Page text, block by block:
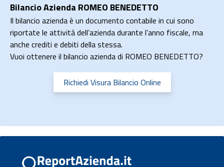
Bilancio Azienda ROMEO BENEDETTO
Il bilancio azienda è un documento contabile in cui sono
riportate le attività dell’azienda durante l’anno fiscale, ma
anche crediti e debiti della stessa.
Vuoi ottenere il bilancio azienda di ROMEO BENEDETTO?
Richiedi Visura Bilancio Online